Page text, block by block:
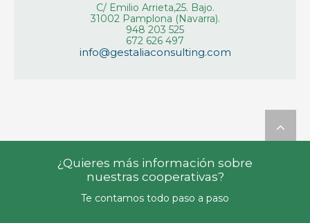
C/ Emilio Arrieta,25. Bajo.
31002 Pamplona (Navarra).
948 203 525
672 626 497
info@gestaliaconsulting.com

¿Quieres más información sobre
nuestras cooperativas?
Te contamos todo paso a paso